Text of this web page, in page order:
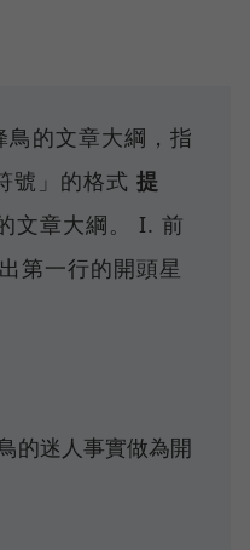
的文章大綱，指
號」的格式 提
文章大綱。 I. 前
第一行的開頭星
的迷人事實做為開